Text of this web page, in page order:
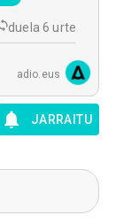
duela 6 urte
adio.eus
JARRAITU